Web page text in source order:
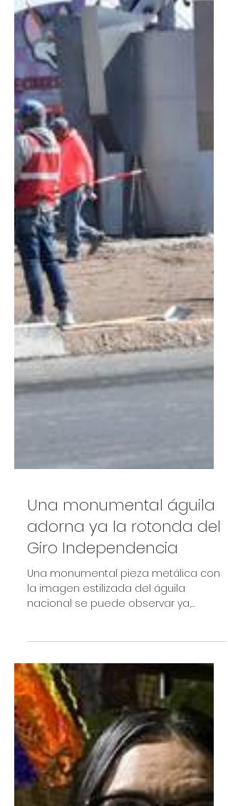
Una monumental águila
adorna ya la rotonda del
Giro Independencia
Una monumental pieza metálica con
la imagen estilizada del águila
nacional se puede observar ya,
aunque cubierta con una enorme